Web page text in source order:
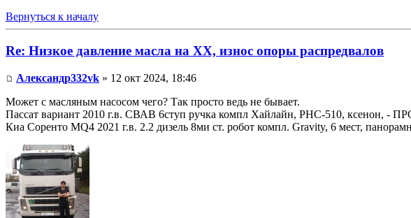
Вернуться к началу
Re: Низкое давление масла на ХХ, износ опоры распредвалов
Александр332vk » 12 окт 2024, 18:46
Может с масляным насосом чего? Так просто ведь не бывает.
Пассат вариант 2010 г.в. СВАВ 6ступ ручка компл Хайлайн, РНС-510, ксенон, -
Киа Соренто MQ4 2021 г.в. 2.2 дизель 8ми ст. робот компл. Gravity, 6 мест,